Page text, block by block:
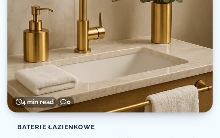
4 min read 0
BATERIE ŁAZIENKOWE